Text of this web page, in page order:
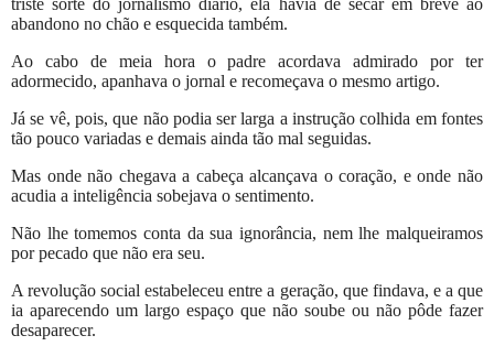
triste sorte do jornalismo diário, ela havia de secar em breve ao
abandono no chão e esquecida também.
Ao cabo de meia hora o padre acordava admirado por ter
adormecido, apanhava o jornal e recomeçava o mesmo artigo.
Já se vê, pois, que não podia ser larga a instrução colhida em fontes
tão pouco variadas e demais ainda tão mal seguidas.
Mas onde não chegava a cabeça alcançava o coração, e onde não
acudia a inteligência sobejava o sentimento.
Não lhe tomemos conta da sua ignorância, nem lhe malqueiramos
por pecado que não era seu.
A revolução social estabeleceu entre a geração, que findava, e a que
ia aparecendo um largo espaço que não soube ou não pôde fazer
desaparecer.